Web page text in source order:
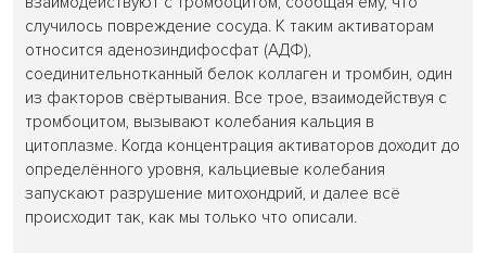
случилось повреждение сосуда. К таким активаторам
относится аденозиндифосфат (АДФ),
соединительнотканный белок коллаген и тромбин, один
из факторов свёртывания. Все трое, взаимодействуя с
тромбоцитом, вызывают колебания кальция в
цитоплазме. Когда концентрация активаторов доходит до
определённого уровня, кальциевые колебания
запускают разрушение митохондрий, и далее всё
происходит так, как мы только что описали.